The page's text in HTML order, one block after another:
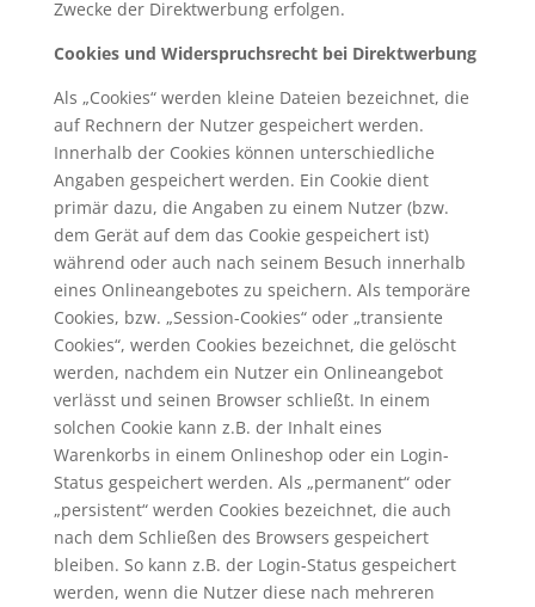
Zwecke der Direktwerbung erfolgen.
Cookies und Widerspruchsrecht bei Direktwerbung
Als „Cookies“ werden kleine Dateien bezeichnet, die
auf Rechnern der Nutzer gespeichert werden.
Innerhalb der Cookies können unterschiedliche
Angaben gespeichert werden. Ein Cookie dient
primär dazu, die Angaben zu einem Nutzer (bzw.
dem Gerät auf dem das Cookie gespeichert ist)
während oder auch nach seinem Besuch innerhalb
eines Onlineangebotes zu speichern. Als temporäre
Cookies, bzw. „Session-Cookies“ oder „transiente
Cookies“, werden Cookies bezeichnet, die gelöscht
werden, nachdem ein Nutzer ein Onlineangebot
verlässt und seinen Browser schließt. In einem
solchen Cookie kann z.B. der Inhalt eines
Warenkorbs in einem Onlineshop oder ein Login-
Status gespeichert werden. Als „permanent“ oder
„persistent“ werden Cookies bezeichnet, die auch
nach dem Schließen des Browsers gespeichert
bleiben. So kann z.B. der Login-Status gespeichert
werden, wenn die Nutzer diese nach mehreren